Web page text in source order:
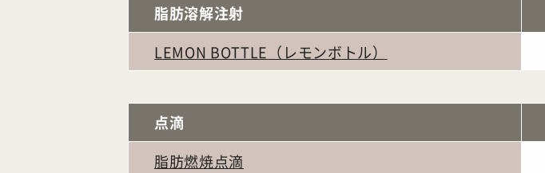
脂肪溶解注射
LEMON BOTTLE （レモンボトル）
点滴
脂肪燃焼点滴